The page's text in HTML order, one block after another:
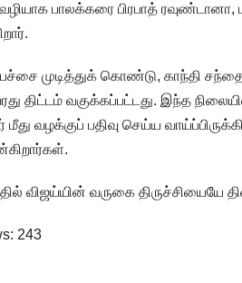
பாலக்கரை பிரபாத்
முடித்துக் கொண்டு, காந்தி
திட்டம் வகுக்கப்பட்டது. இந்த
வழக்குப் பதிவு செய்ய
விஜய்யின் வருகை திருச்சியையே
243